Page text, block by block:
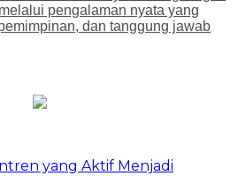
pengalaman nyata yang
dan tanggung jawab
yang Aktif Menjadi